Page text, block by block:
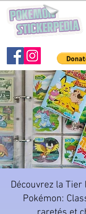
Découvrez la
Pokémon: